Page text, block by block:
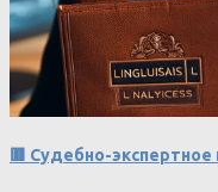
🟥 Судебно-